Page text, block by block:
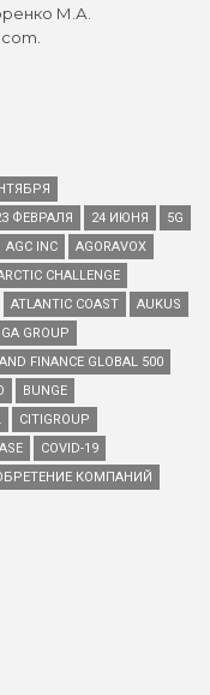
М.А.
ФЕВРАЛЯ 24 ИЮНЯ
5G
AGC INC
AGORAVOX
CHALLENGE
ATLANTIC COAST
AUKUS
GROUP
FINANCE GLOBAL 500
BUNGE
CITIGROUP
COVID-19
КОМПАНИЙ